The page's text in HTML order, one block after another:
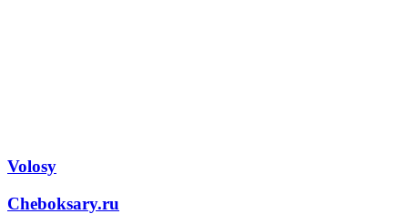
Volosy
Cheboksary.ru